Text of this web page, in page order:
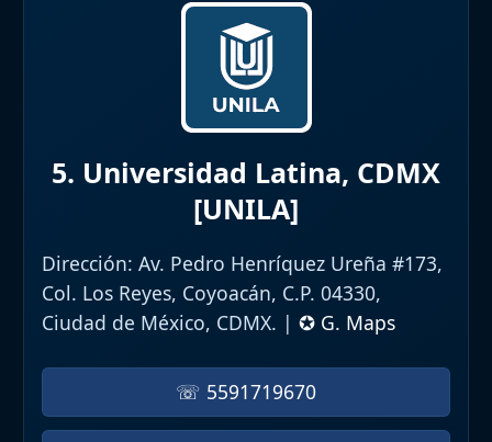
5. Universidad Latina, CDMX
[UNILA]
Dirección: Av. Pedro Henríquez Ureña #173,
Col. Los Reyes, Coyoacán, C.P. 04330,
Ciudad de México, CDMX. | ✪ G. Maps
☏ 5591719670